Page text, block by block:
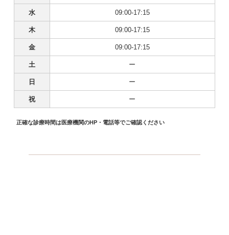
水 09:00-17:15
木 09:00-17:15
金 09:00-17:15
土 ー
日 ー
祝 ー
正確な診療時間は医療機関のHP・電話等でご確認ください